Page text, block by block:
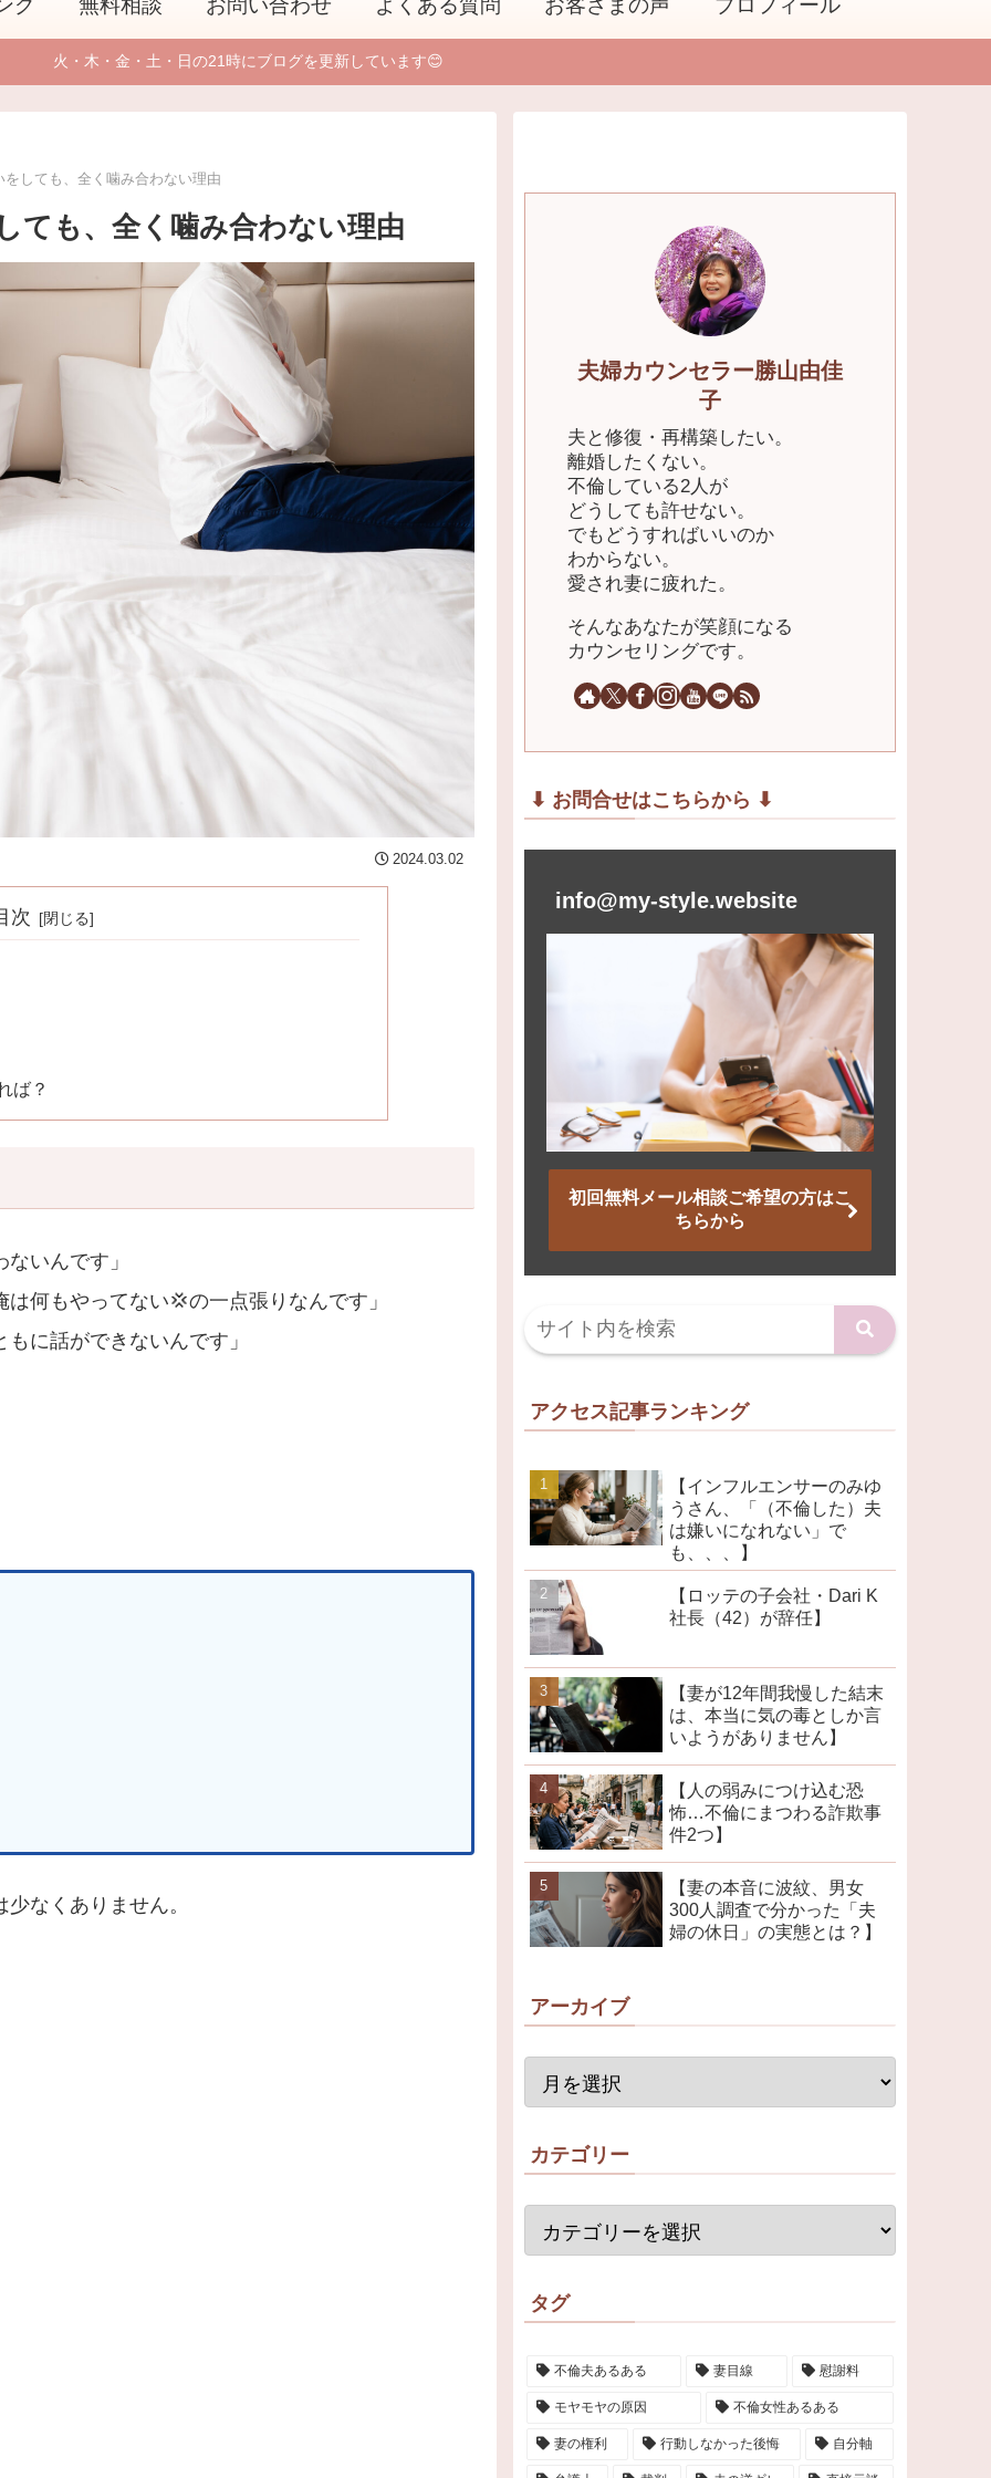
グ 無料相談 お問い合わせ よくある質問 お客さまの声 プロフィール
火・木・金・土・日の21時にブログを更新しています😊
しても、全く噛み合わない理由
ても、全く噛み合わない理由
2024.03.02
次
ば？
いんです」
何もやってない💢の一点張りなんです」
に話ができないんです」
なくありません。
夫婦カウンセラー勝山由佳
子
夫と修復・再構築したい。
離婚したくない。
不倫している2人が
どうしても許せない。
でもどうすればいいのか
わからない。
愛され妻に疲れた。
そんなあなたが笑顔になる
カウンセリングです。
⬇︎ お問合せはこちらから ⬇︎
info@my-style.website
初回無料メール相談ご希望の方はこ
ちらから
アクセス記事ランキング
【インフルエンサーのみゆ
うさん、「（不倫した）夫
は嫌いになれない」で
も、、、】
【ロッテの子会社・Dari K
社長（42）が辞任】
【妻が12年間我慢した結末
は、本当に気の毒としか言
いようがありません】
【人の弱みにつけ込む恐
怖…不倫にまつわる詐欺事
件2つ】
【妻の本音に波紋、男女
300人調査で分かった「夫
婦の休日」の実態とは？】
アーカイブ
カテゴリー
タグ
不倫夫あるある 妻目線 慰謝料
モヤモヤの原因 不倫女性あるある
妻の権利 行動しなかった後悔 自分軸